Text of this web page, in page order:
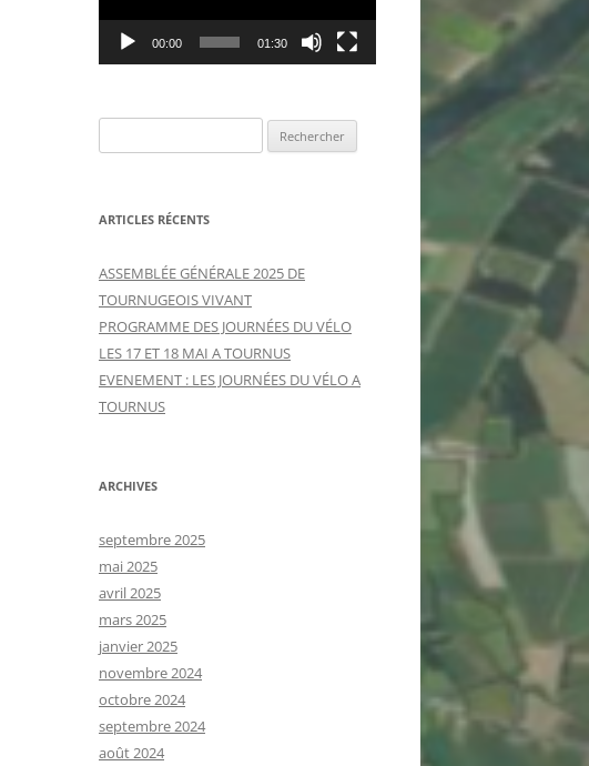
00:00 01:30
e
h
r
c
h
e
r
ARTICLES RÉCENTS
ASSEMBLÉE GÉNÉRALE 2025 DE
TOURNUGEOIS VIVANT
PROGRAMME DES JOURNÉES DU VÉLO
LES 17 ET 18 MAI A TOURNUS
EVENEMENT : LES JOURNÉES DU VÉLO A
TOURNUS
ARCHIVES
septembre 2025
mai 2025
avril 2025
mars 2025
janvier 2025
novembre 2024
octobre 2024
septembre 2024
août 2024